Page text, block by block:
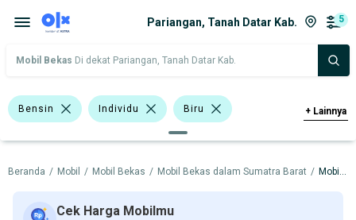
Pariangan, Tanah Datar Kab. 5
Mobil Bekas Di dekat Pariangan, Tanah Datar Kab.
Bensin Individu Biru
Toyota Corolla Toyota Kijang
Datsun Toyota Volkswagen
Harga Merek Dan Model
+ Lainnya
Beranda / Mobil / Mobil Bekas / Mobil Bekas dalam Sumatra Barat / Mobil Bekas dalam Tanah Datar Kab.
Cek Harga Mobilmu